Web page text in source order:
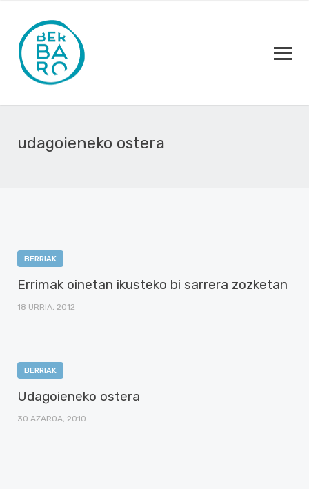
udagoieneko ostera
BERRIAK
Errimak oinetan ikusteko bi sarrera zozketan
18 URRIA, 2012
BERRIAK
Udagoieneko ostera
30 AZAROA, 2010